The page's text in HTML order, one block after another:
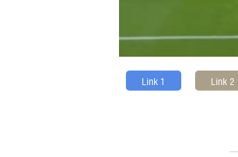
Link 1 Link 2